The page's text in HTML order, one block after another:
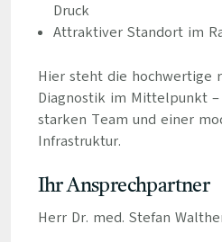
Druck
Attraktiver Standort im
Hier steht die hochwertige
Diagnostik im Mittelpunkt
starken Team und einer
Infrastruktur.
Ihr Ansprechpartner
Herr Dr. med. Stefan